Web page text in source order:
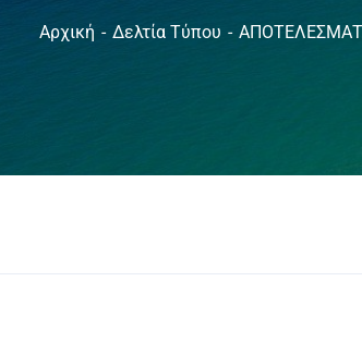
Αρχική Δελτία Τύπου